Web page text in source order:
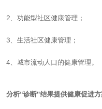
2 、功能型社区健康管理；
3 、生活社区健康管理；
4 、城市流动人口的健康管理。
分析“诊断"结果提供健康促进